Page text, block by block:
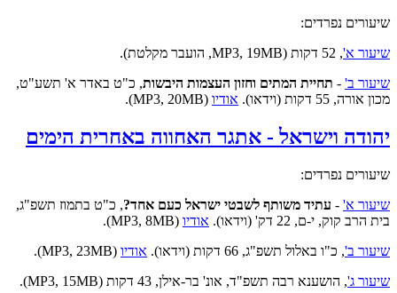
שיעורים נפרדים:
שיעור א', 52 דקות (MP3, 19MB, הועבר מקלטת).
שיעור ב' - תחיית המתים וחזון העצמות היבשות, כ"ט באדר א' תשע"ט,
מכון אורה, 55 דקות (וידאו).
אודיו (MP3, 20MB).
יהודה וישראל - אתגר האחווה באחרית הימים
שיעורים נפרדים:
שיעור א' - עתיד משותף לשבטי ישראל כעם אחד?, כ"ט בתמוז תשפ"ג,
בית הרב קוק, י-ם, 22 דק' (וידאו).
אודיו (MP3, 8MB).
שיעור ב', כ"ו באלול תשפ"ג, 66 דקות (וידאו). אודיו (MP3, 23MB).
שיעור ג', הושענא רבה תשפ"ד, אונ' בר-אילן, 43 דקות (MP3, 15MB).